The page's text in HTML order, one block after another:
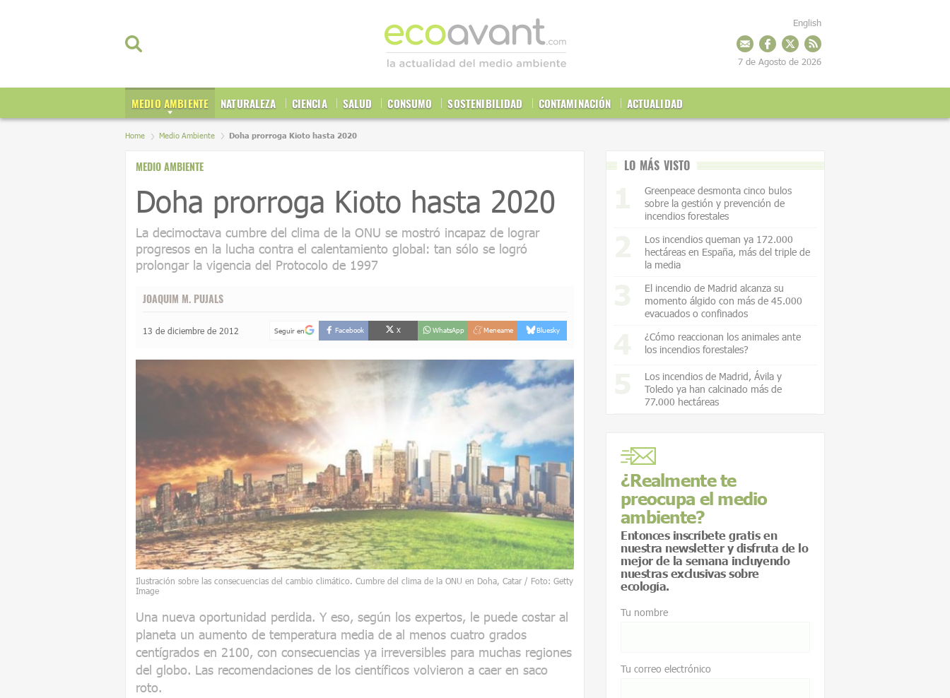
MEDIO AMBIENTE NATURALEZA CIENCIA SALUD CONSUMO SOSTENIBILIDAD CONTAMINACIÓN ACTUALIDAD
English
7 de Agosto de 2026
Home Medio Ambiente Doha prorroga Kioto hasta 2020
MEDIO AMBIENTE
Doha prorroga Kioto hasta 2020
La decimoctava cumbre del clima de la ONU se mostró incapaz de lograr
progresos en la lucha contra el calentamiento global: tan sólo se logró
prolongar la vigencia del Protocolo de 1997
JOAQUIM M. PUJALS
13 de diciembre de 2012 Seguir en Facebook X WhatsApp Meneame Bluesky
Ilustración sobre las consecuencias del cambio climático. Cumbre del clima de la ONU en Doha, Catar / Foto: Getty
Image
Una nueva oportunidad perdida. Y eso, según los expertos, le puede costar al
planeta un aumento de temperatura media de al menos cuatro grados
centígrados en 2100, con consecuencias ya irreversibles para muchas regiones
del globo. Las recomendaciones de los científicos volvieron a caer en saco
roto.
LO MÁS VISTO
Greenpeace desmonta cinco bulos
sobre la gestión y prevención de
incendios forestales
Los incendios queman ya 172.000
hectáreas en España, más del triple de
la media
El incendio de Madrid alcanza su
momento álgido con más de 45.000
evacuados o confinados
¿Cómo reaccionan los animales ante
los incendios forestales?
Los incendios de Madrid, Ávila y
Toledo ya han calcinado más de
77.000 hectáreas
¿Realmente te
preocupa el medio
ambiente?
Entonces inscríbete gratis en
nuestra newsletter y disfruta de lo
mejor de la semana incluyendo
nuestras exclusivas sobre
ecología.
Tu nombre
Tu correo electrónico